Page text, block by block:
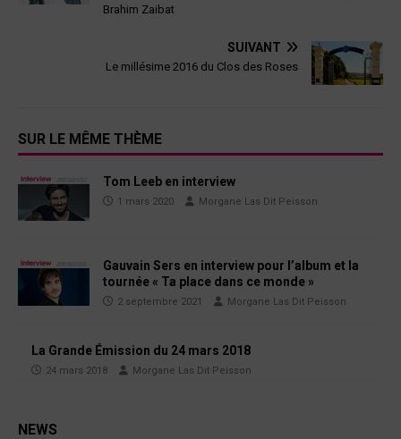
Brahim Zaibat
SUIVANT
Le millésime 2016 du Clos des Roses
SUR LE MÊME THÈME
Tom Leeb en interview
1 mars 2020 Morgane Las Dit Peisson
Gauvain Sers en interview pour l’album et la
tournée « Ta place dans ce monde »
2 septembre 2021 Morgane Las Dit Peisson
La Grande Émission du 24 mars 2018
24 mars 2018 Morgane Las Dit Peisson
NEWS